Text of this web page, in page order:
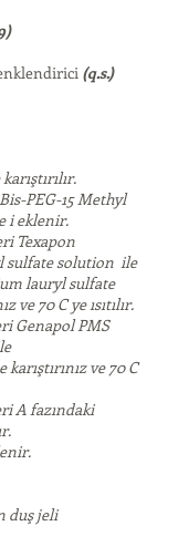
(q.s.)
PEG-15 Methyl
i eklenir.
Texapon
solution ile
lauryl sulfate
ve 70 C ye ısıtılır.
Genapol PMS
ve 70 C
A fazındaki
duş jeli